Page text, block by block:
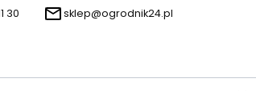
30 sklep@ogrodnik24.pl